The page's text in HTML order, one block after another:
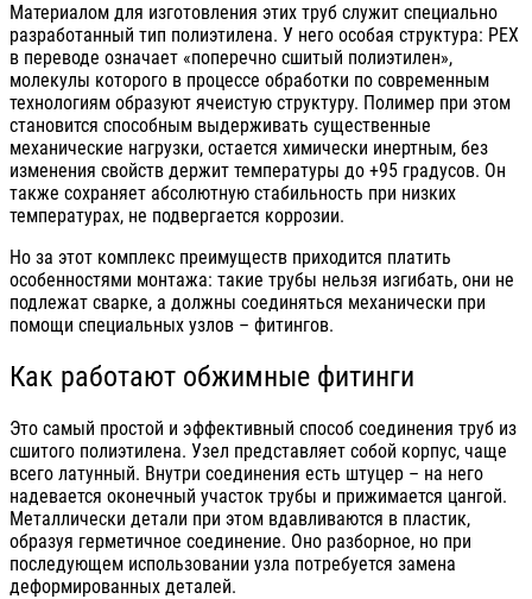
Материалом для изготовления этих труб служит специально
разработанный тип полиэтилена. У него особая структура: PEX
в переводе означает «поперечно сшитый полиэтилен»,
молекулы которого в процессе обработки по современным
технологиям образуют ячеистую структуру. Полимер при этом
становится способным выдерживать существенные
механические нагрузки, остается химически инертным, без
изменения свойств держит температуры до +95 градусов. Он
также сохраняет абсолютную стабильность при низких
температурах, не подвергается коррозии.
Но за этот комплекс преимуществ приходится платить
особенностями монтажа: такие трубы нельзя изгибать, они не
подлежат сварке, а должны соединяться механически при
помощи специальных узлов – фитингов.
Как работают обжимные фитинги
Это самый простой и эффективный способ соединения труб из
сшитого полиэтилена. Узел представляет собой корпус, чаще
всего латунный. Внутри соединения есть штуцер – на него
надевается оконечный участок трубы и прижимается цангой.
Металлически детали при этом вдавливаются в пластик,
образуя герметичное соединение. Оно разборное, но при
последующем использовании узла потребуется замена
деформированных деталей.